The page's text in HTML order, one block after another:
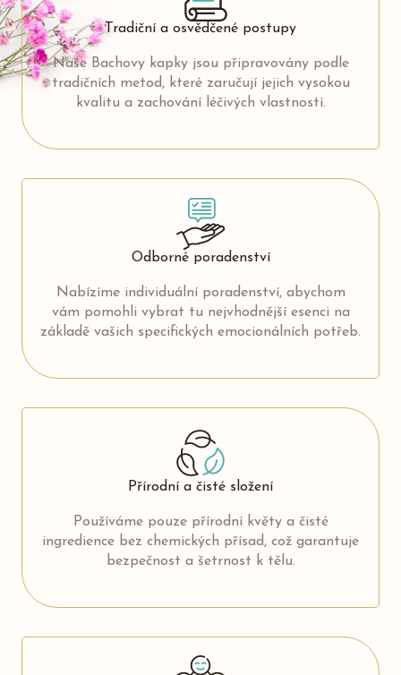
Tradiční a osvědčené postupy
Naše Bachovy kapky jsou připravovány podle
tradičních metod, které zaručují jejich vysokou
kvalitu a zachování léčivých vlastností.
Odborné poradenství
Nabízíme individuální poradenství, abychom
vám pomohli vybrat tu nejvhodnější esenci na
základě vašich specifických emocionálních potřeb.
Přírodní a čisté složení
Používáme pouze přírodní květy a čisté
ingredience bez chemických přísad, což garantuje
bezpečnost a šetrnost k tělu.